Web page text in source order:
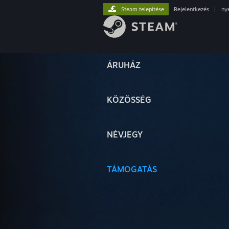
ÁRUHÁZ
KÖZÖSSÉG
NÉVJEGY
TÁMOGATÁS
Steam telepítése Bejelentkezés